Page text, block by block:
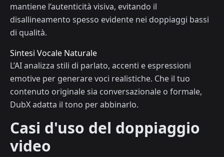
mantiene l’autenticità visiva, evitando il
disallineamento spesso evidente nei doppiaggi bassi
di qualità.
Sintesi Vocale Naturale
L’AI analizza stili di parlato, accenti e espressioni
emotive per generare voci realistiche. Che il tuo
contenuto originale sia conversazionale o formale,
DubX adatta il tono per abbinarlo.
Casi d'uso del doppiaggio
video